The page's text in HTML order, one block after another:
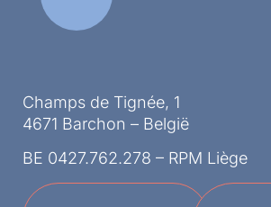
Champs de Tignée, 1
4671 Barchon – België
BE 0427.762.278 – RPM Liège